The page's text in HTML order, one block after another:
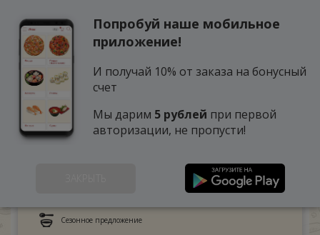
Сезонное предложение
Попробуй наше мобильное
приложение!
И получай 10% от заказа на бонусный
счет
Мы дарим 5 рублей при первой
авторизации, не пропусти!